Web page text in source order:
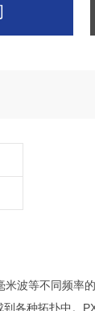
波等不同频率
各种拓扑中。